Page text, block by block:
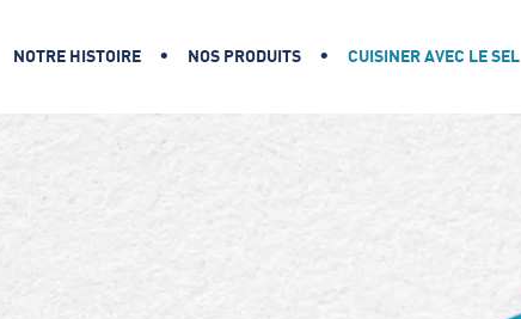
NOTRE HISTOIRE NOS PRODUITS CUISINER AVEC LE SEL